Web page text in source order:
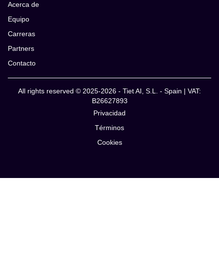
Acerca de
Equipo
Carreras
Partners
Contacto
All rights reserved © 2025-2026 - Tiet AI, S.L. - Spain | VAT:
B26627893
Privacidad
Términos
Cookies